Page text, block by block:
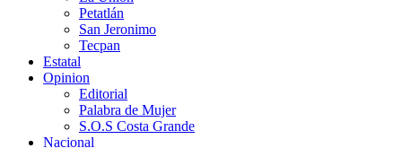
Petatlán
San Jeronimo
Tecpan
Estatal
Opinion
Editorial
Palabra de Mujer
S.O.S Costa Grande
Nacional